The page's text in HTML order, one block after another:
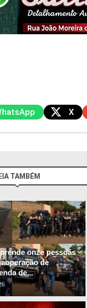
X
TAMBÉM
onze pessoas
de
de...